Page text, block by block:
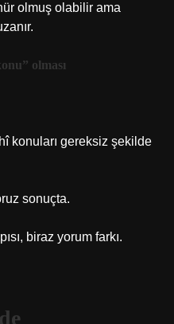
olmuş olabilir ama
olması
konuları gereksiz şekilde
sonuçta.
biraz yorum farkı.